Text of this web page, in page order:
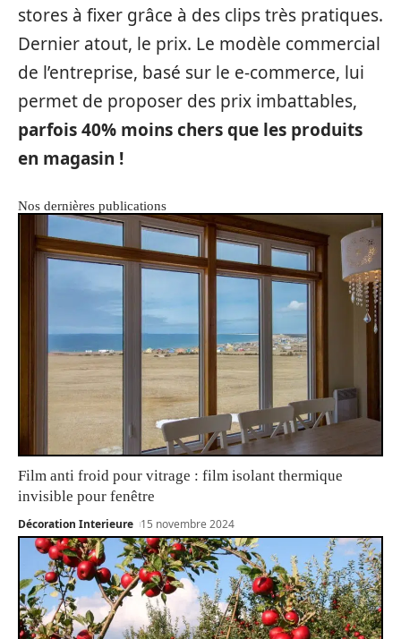
stores à fixer grâce à des clips très pratiques.
Dernier atout, le prix. Le modèle commercial
de l’entreprise, basé sur le e-commerce, lui
permet de proposer des prix imbattables,
parfois 40% moins chers que les produits
en magasin !
Nos dernières publications
Film anti froid pour vitrage : film isolant thermique
invisible pour fenêtre
Décoration Interieure 15 novembre 2024